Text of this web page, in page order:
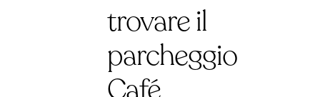
trovare il
parcheggio